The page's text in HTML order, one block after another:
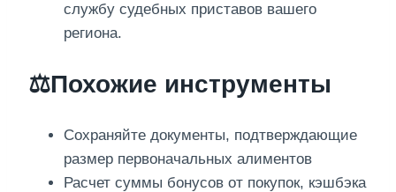
службу судебных приставов вашего
региона.
⚖️Похожие инструменты
Сохраняйте документы, подтверждающие
размер первоначальных алиментов
Расчет суммы бонусов от покупок, кэшбэка